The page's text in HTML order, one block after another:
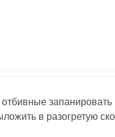
запанировать
в разогретую